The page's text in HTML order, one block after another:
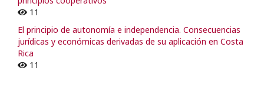
11
El principio de autonomía e independencia. Consecuencias
jurídicas y económicas derivadas de su aplicación en Costa
Rica
11